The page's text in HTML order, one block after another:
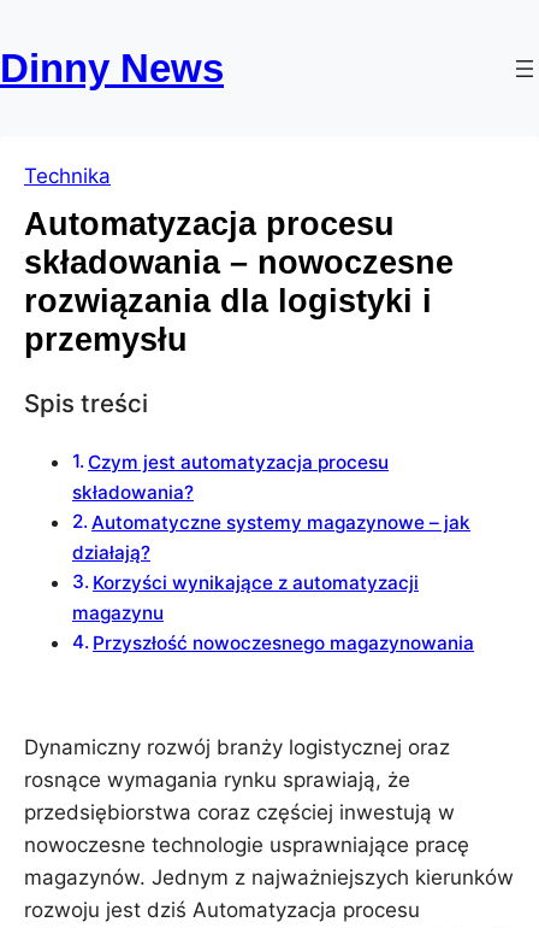
treści
content
Dinny News
Technika
Automatyzacja procesu
składowania – nowoczesne
rozwiązania dla logistyki i
przemysłu
Spis treści
Czym jest automatyzacja procesu
składowania?
Automatyczne systemy magazynowe – jak
działają?
Korzyści wynikające z automatyzacji
magazynu
Przyszłość nowoczesnego magazynowania
Dynamiczny rozwój branży logistycznej oraz
rosnące wymagania rynku sprawiają, że
przedsiębiorstwa coraz częściej inwestują w
nowoczesne technologie usprawniające pracę
magazynów. Jednym z najważniejszych kierunków
rozwoju jest dziś Automatyzacja procesu